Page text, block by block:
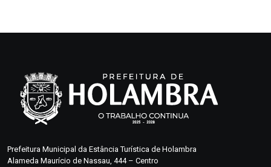
Prefeitura Municipal da Estância Turística de Holambra
Alameda Maurício de Nassau, 444 – Centro